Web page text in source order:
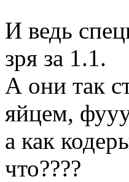
И ведь
зря за 1.1.
А они так
яйцем,
а как
что????